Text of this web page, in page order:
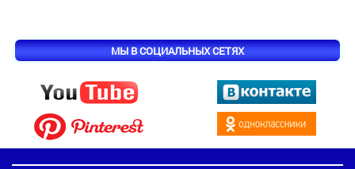
МЫ В СОЦИАЛЬНЫХ СЕТЯХ